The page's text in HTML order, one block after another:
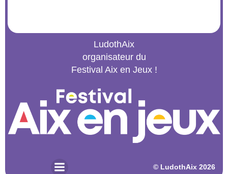
LudothAix
organisateur du
Festival Aix en Jeux !
© LudothAix 2026